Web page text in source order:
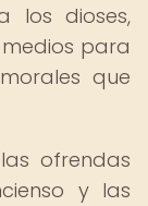
los dioses,
para
que
ofrendas
y las